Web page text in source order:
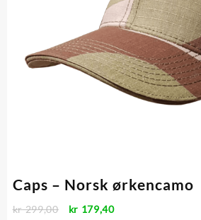
Caps – Norsk ørkencamo
kr299,00
Opprinnelig
kr 179,40Nåværende